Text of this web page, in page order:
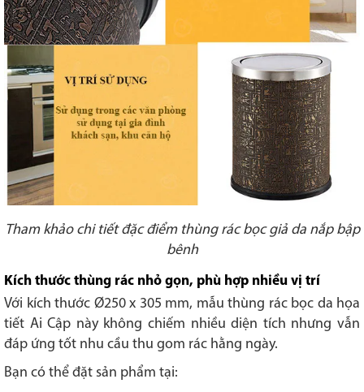
Tham khảo chi tiết đặc điểm thùng rác bọc giả da nắp bập
bênh
Kích thước thùng rác nhỏ gọn, phù hợp nhiều vị trí
Với kích thước Ø250 x 305 mm, mẫu thùng rác bọc da họa
tiết Ai Cập này không chiếm nhiều diện tích nhưng vẫn
đáp ứng tốt nhu cầu thu gom rác hằng ngày.
Bạn có thể đặt sản phẩm tại: